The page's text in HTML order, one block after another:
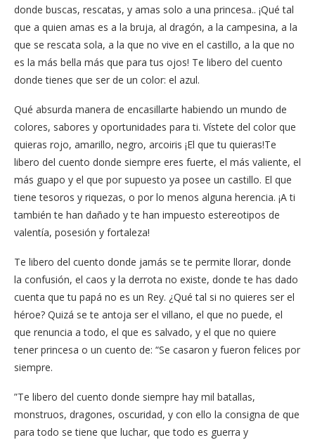
donde buscas, rescatas, y amas solo a una princesa.. ¡Qué tal
que a quien amas es a la bruja, al dragón, a la campesina, a la
que se rescata sola, a la que no vive en el castillo, a la que no
es la más bella más que para tus ojos! Te libero del cuento
donde tienes que ser de un color: el azul.
Qué absurda manera de encasillarte habiendo un mundo de
colores, sabores y oportunidades para ti. Vístete del color que
quieras rojo, amarillo, negro, arcoiris ¡El que tu quieras!Te
libero del cuento donde siempre eres fuerte, el más valiente, el
más guapo y el que por supuesto ya posee un castillo. El que
tiene tesoros y riquezas, o por lo menos alguna herencia. ¡A ti
también te han dañado y te han impuesto estereotipos de
valentía, posesión y fortaleza!
Te libero del cuento donde jamás se te permite llorar, donde
la confusión, el caos y la derrota no existe, donde te has dado
cuenta que tu papá no es un Rey. ¿Qué tal si no quieres ser el
héroe? Quizá se te antoja ser el villano, el que no puede, el
que renuncia a todo, el que es salvado, y el que no quiere
tener princesa o un cuento de: “Se casaron y fueron felices por
siempre.
”Te libero del cuento donde siempre hay mil batallas,
monstruos, dragones, oscuridad, y con ello la consigna de que
para todo se tiene que luchar, que todo es guerra y